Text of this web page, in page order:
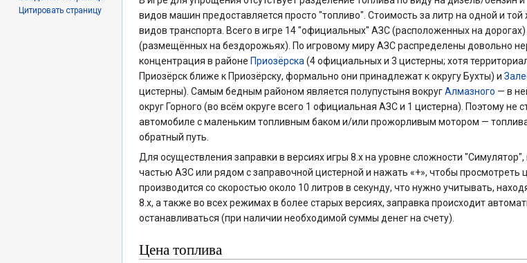
видов машин предоставляется просто "топливо". Стоимость за литр на одной и
видов транспорта. Всего в игре 14 "официальных" АЗС (расположенных на
(размещённых на бездорожьях). По игровому миру АЗС распределены довольно
концентрация в районе Приозёрска(4 официальных и 3 цистерны; хотя
Приозёрск ближе к Приозёрску, формально они принадлежат к округу Бухты) и
цистерны). Самым бедным районом является полупустыня вокругАлмазного — в
округ Горного (во всём округе всего 1 официальная АЗС и 1 цистерна). Поэтому не
автомобиле с маленьким топливным баком и/или прожорливым мотором —
обратный путь.
Для осуществления заправки в версиях игры 8.х на уровне сложности
частью АЗС или рядом с заправочной цистерной и нажать «+», чтобы просмотреть
производится со скоростью около 10 литров в секунду, что нужно учитывать,
8.х, а также во всех режимах в более старых версиях, заправка происходит
останавливаться (при наличии необходимой суммы денег на счету).
Цена топлива
Цитировать страницу